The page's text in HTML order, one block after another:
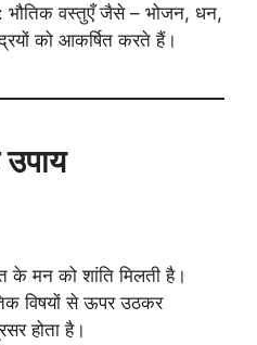
भौतिक वस्तुएँ जैसे – भोजन, धन,
को आकर्षित करते हैं।
के मन को शांति मिलती है।
विषयों से ऊपर उठकर
होता है।